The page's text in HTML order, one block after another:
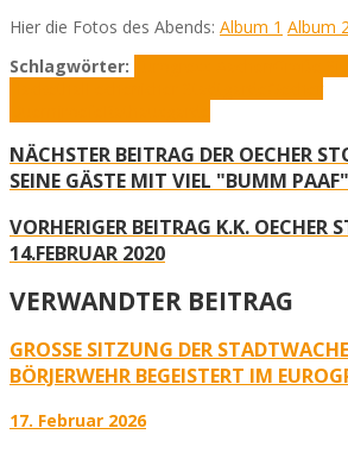
Hier die Fotos des Abends: Album 1 Album
Schlagwörter:
NÄCHSTER BEITRAG DER OECHER
SEINE GÄSTE MIT VIEL "BUMM PAAF"
VORHERIGER BEITRAG K.K. OECHER
14.FEBRUAR 2020
VERWANDTER BEITRAG
GROSSE SITZUNG DER STADTWACHE
ÖRJERWEHR BEGEISTERT IM
17. Februar 2026